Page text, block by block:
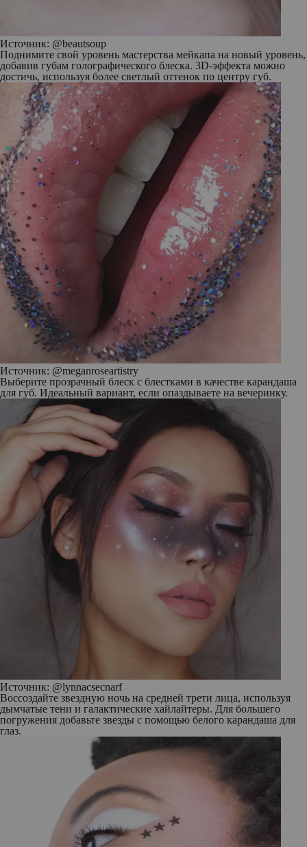
Источник: @beautsoup
Поднимите свой уровень мастерства мейкапа на новый уровень,
добавив губам голографического блеска. 3D-эффекта можно
достичь, используя более светлый оттенок по центру губ.
Источник: @meganroseartistry
Выберите прозрачный блеск с блестками в качестве карандаша
для губ. Идеальный вариант, если опаздываете на вечеринку.
Источник: @lynnacsecnarf
Воссоздайте звездную ночь на средней трети лица, используя
дымчатые тени и галактические хайлайтеры. Для большего
погружения добавьте звезды с помощью белого карандаша для
глаз.